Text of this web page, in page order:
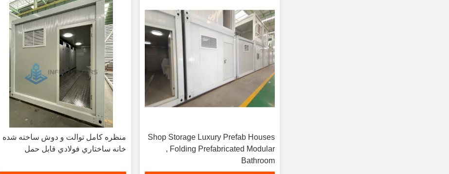
Shop Storage Luxury Prefab Houses
, Folding Prefabricated Modular
Bathroom
منظره کامل توالت و دوش ساخته شده
خانه ساختاري فولادي قابل حمل